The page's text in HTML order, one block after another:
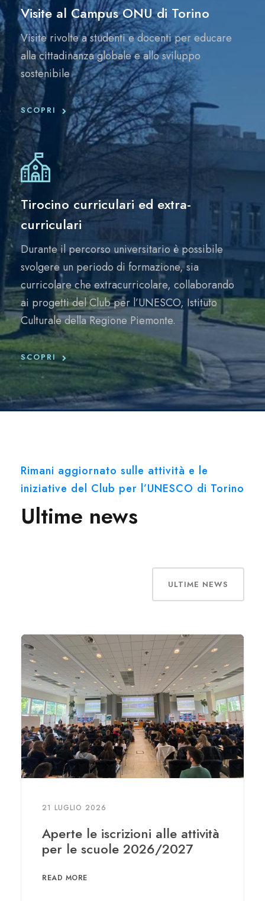
Visite al Campus ONU di Torino
Visite rivolte a studenti e docenti per educare
alla cittadinanza globale e allo sviluppo
sostenibile
SCOPRI
Tirocino curriculari ed extra-
curriculari
Durante il percorso universitario è possibile
svolgere un periodo di formazione, sia
curricolare che extracurricolare, collaborando
ai progetti del Club per l’UNESCO, Istituto
Culturale della Regione Piemonte.
SCOPRI
Rimani aggiornato sulle attività e le
iniziative del Club per l’UNESCO di Torino
Ultime news
ULTIME NEWS
21 LUGLIO 2026
Aperte le iscrizioni alle attività
per le scuole 2026/2027
READ MORE